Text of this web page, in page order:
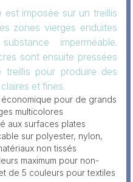
est imposée sur un treillis
zones vierges enduites
imperméable.
sont ensuite pressées
treillis pour produire des
et fines.
économique pour de grands
multicolores
aux surfaces plates
sur polyester, nylon,
non tissés
maximum pour non-
de 5 couleurs pour textiles